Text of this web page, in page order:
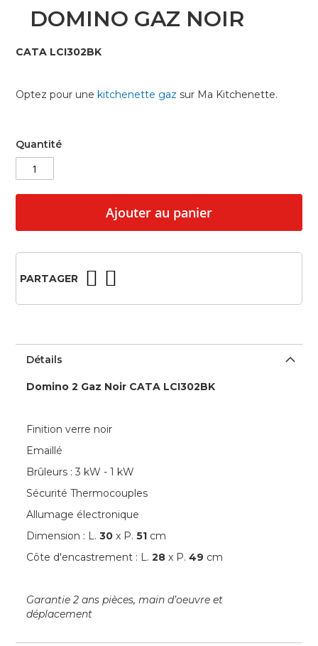
beginning
images
DOMINO GAZ NOIR
CATA LCI302BK
Optez pour unekitchenette gaz sur Ma Kitchenette.
Quantité
Ajouter au panier
PARTAGER
Détails
Domino 2 Gaz Noir CATA LCI302BK
Finition verre noir
Emaillé
Brûleurs : 3 kW - 1 kW
Sécurité Thermocouples
Allumage électronique
Dimension : L. 30 x P. 51 cm
Côte d'encastrement : L. 28 x P. 49 cm
Garantie 2 ans pièces, main d’oeuvre et
déplacement